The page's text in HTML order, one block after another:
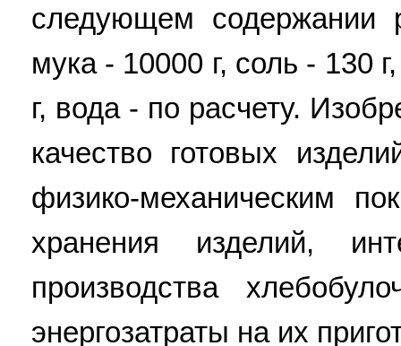
следующем содержании
мука - 10000 г, соль - 130
г, вода - по расчету.
качество готовых
физико-механическим
хранения изделий,
производства
энергозатраты на их